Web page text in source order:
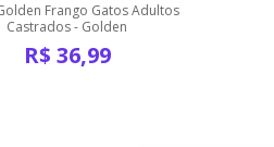
Frango Gatos Adultos
Castrados - Golden
R$ 36,99